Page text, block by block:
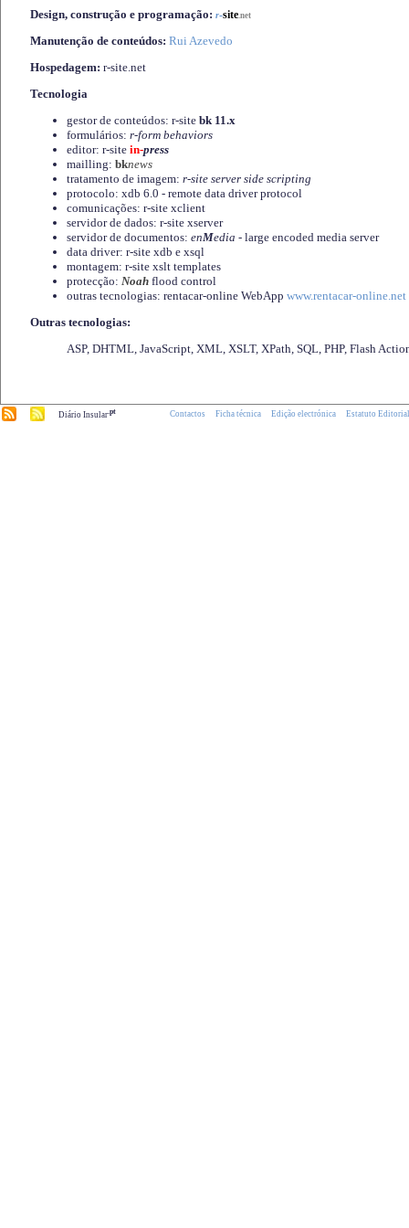
Design, construção e programação: r-site.net
Manutenção de conteúdos: Rui Azevedo
Hospedagem: r-site.net
Tecnologia
gestor de conteúdos: r-site bk 11.x
formulários: r-form behaviors
editor: r-site in-press
mailling: bknews
tratamento de imagem: r-site server side scripting
protocolo: xdb 6.0 - remote data driver protocol
comunicações: r-site xclient
servidor de dados: r-site xserver
servidor de documentos: enMedia - large encoded media server
data driver: r-site xdb e xsql
montagem: r-site xslt templates
protecção: Noah flood control
outras tecnologias: rentacar-online WebApp www.rentacar-online.net
Outras tecnologias:
ASP, DHTML, JavaScript, XML, XSLT, XPath, SQL, PHP, Flash
Diário Insular.pt Contactos Ficha técnica Edição electrónica Estatuto Editorial